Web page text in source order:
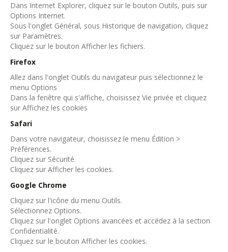
Dans Internet Explorer, cliquez sur le bouton Outils, puis sur
Options Internet.
Sous l'onglet Général, sous Historique de navigation, cliquez
sur Paramètres.
Cliquez sur le bouton Afficher les fichiers.
Firefox
Allez dans l'onglet Outils du navigateur puis sélectionnez le
menu Options
Dans la fenêtre qui s'affiche, choisissez Vie privée et cliquez
sur Affichez les cookies
Safari
Dans votre navigateur, choisissez le menu Édition >
Préférences.
Cliquez sur Sécurité.
Cliquez sur Afficher les cookies.
Google Chrome
Cliquez sur l'icône du menu Outils.
Sélectionnez Options.
Cliquez sur l'onglet Options avancées et accédez à la section
Confidentialité.
Cliquez sur le bouton Afficher les cookies.